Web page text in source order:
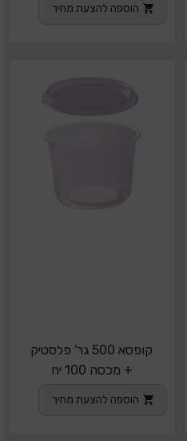
הוספה להצעת מחיר
קופסא 500 גר' פלסטיק
+ מכסה 100 יח
הוספה להצעת מחיר